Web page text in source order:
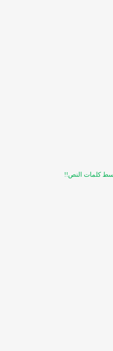
كلمات النص!!